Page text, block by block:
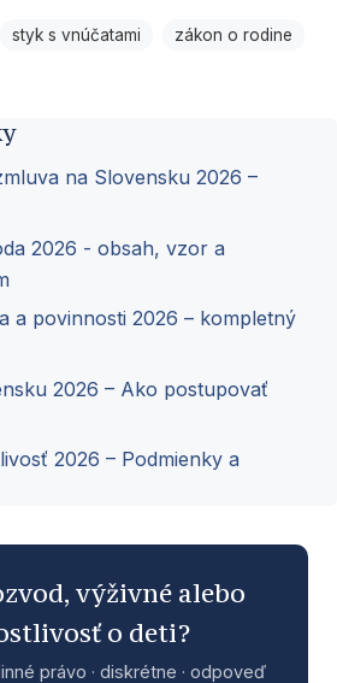
styk s vnúčatami
zákon o rodine
na Slovensku 2026 –
2026 - obsah, vzor a
a povinnosti 2026 – kompletný
2026 – Ako postupovať
2026 – Podmienky a
výživné alebo
o deti?
právo · diskrétne · odpoveď